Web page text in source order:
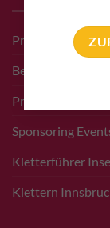
Pro Deal für
Bergführer Pro
Pro Deal
Sponsoring
Kletterführer
Klettern